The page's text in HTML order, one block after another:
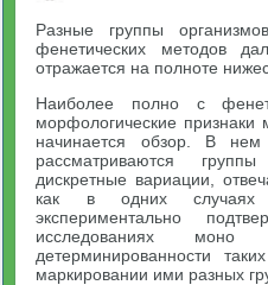
Разные группы
фенетических методов
отражается на полноте
Наиболее полно с
морфологические
начинается обзор. В
рассматриваются
дискретные вариации,
как в одних случаях
экспериментально
исследованиях
детерминированности
маркировании ими разных